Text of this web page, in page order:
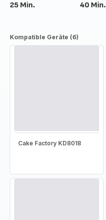
25 Min. 40 Min.
Kompatible Geräte (6)
Cake Factory KD8018